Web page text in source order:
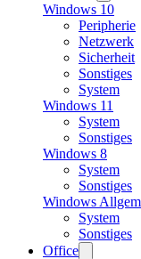
Windows 10
Peripherie
Netzwerk
Sicherheit
Sonstiges
System
Windows 11
System
Sonstiges
Windows 8
System
Sonstiges
Windows
System
Sonstiges
Office